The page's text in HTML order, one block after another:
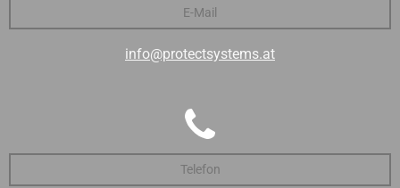
E-Mail
info@protectsystems.at
Telefon